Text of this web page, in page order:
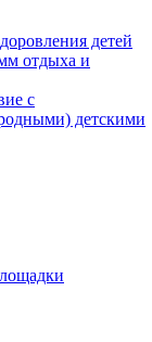
детей
отдыха и
с
детскими